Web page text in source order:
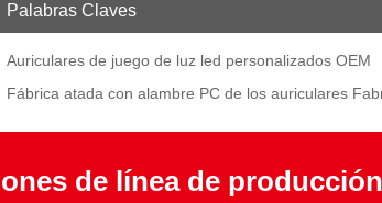
Palabras Claves
Auriculares de juego de luz led personalizados OEM
Fábrica atada con alambre PC de los auriculares
de línea de